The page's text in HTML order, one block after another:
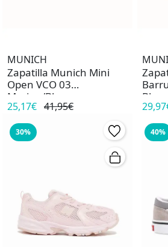
MUNICH
Zapatilla Munich Mini
Open VCO 03
Marino/Blanco
25,17€ 41,95€
30% 40%